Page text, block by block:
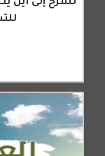
تشرح إلى أين